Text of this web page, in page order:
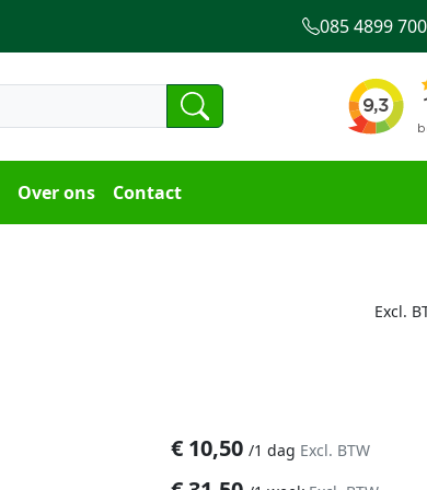
Over ons Contact
085 4899 700
Excl.
€ 10,50 /1 dag Excl. BTW